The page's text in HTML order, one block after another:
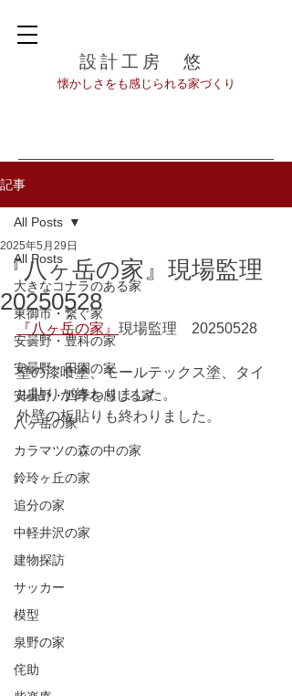
設計工房 悠
​懐かしさをも感じられる家づくり
記事
All Posts
大きなコナラのある家
東御市・繋ぐ家
安曇野・豊科の家
安曇野・田園の家
安曇野・四季を感じる家
八ヶ岳の家
カラマツの森の中の家
鈴玲ヶ丘の家
追分の家
中軽井沢の家
建物探訪
サッカー
模型
泉野の家
侘助
All Posts
『八ヶ岳の家』現場監理
20250528
2025年5月29日
『八ヶ岳の家』 現場監理　20250528
壁の漆喰塗、モールテックス塗、タイ
ル貼りが終わりました。
外壁の板貼りも終わりました。